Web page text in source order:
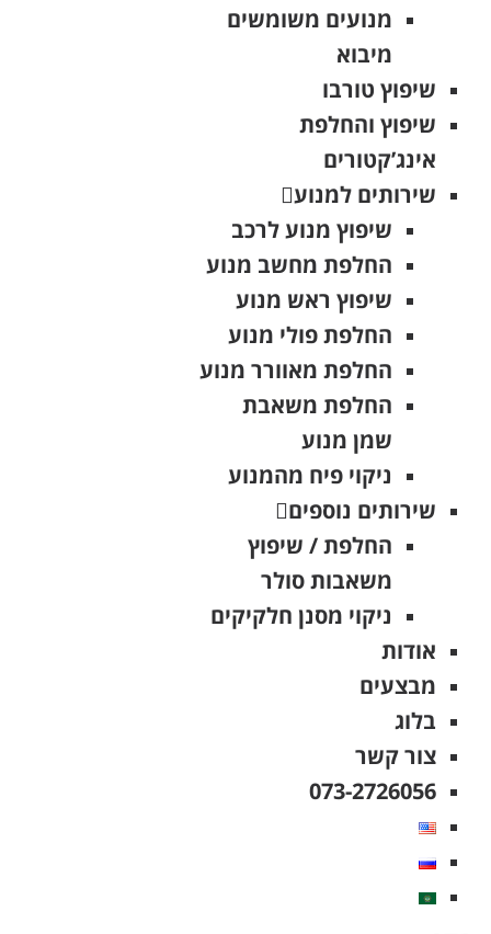
מנועים משומשים
מיבוא
שיפוץ טורבו
שיפוץ והחלפת
אינג’קטורים
שירותים למנוע
שיפוץ מנוע לרכב
החלפת מחשב מנוע
שיפוץ ראש מנוע
החלפת פולי מנוע
החלפת מאוורר מנוע
החלפת משאבת
שמן מנוע
ניקוי פיח מהמנוע
שירותים נוספים
החלפת / שיפוץ
משאבות סולר
ניקוי מסנן חלקיקים
אודות
מבצעים
בלוג
צור קשר
073-2726056